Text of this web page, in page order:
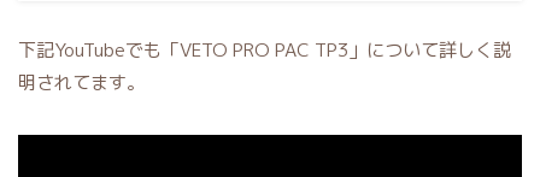
下記YouTubeでも「VETO PRO PAC TP3」について詳しく説
明されてます。